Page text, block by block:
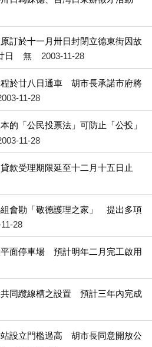
訂於十一月卅日封閉立德東街因故
日
無 2003-11-28
於廿八日通車 胡市長承諾市府將
11-28
的「公民投票法」可防止「公投」
11-28
款受理期限延至十二月十五日止
會勘「敬德護理之家」 提出多項
28
面停車場 預計明年二月完工啟用
同纜線槽之設置 預計三年內完成
設立門檻過高 胡市長同意開放公